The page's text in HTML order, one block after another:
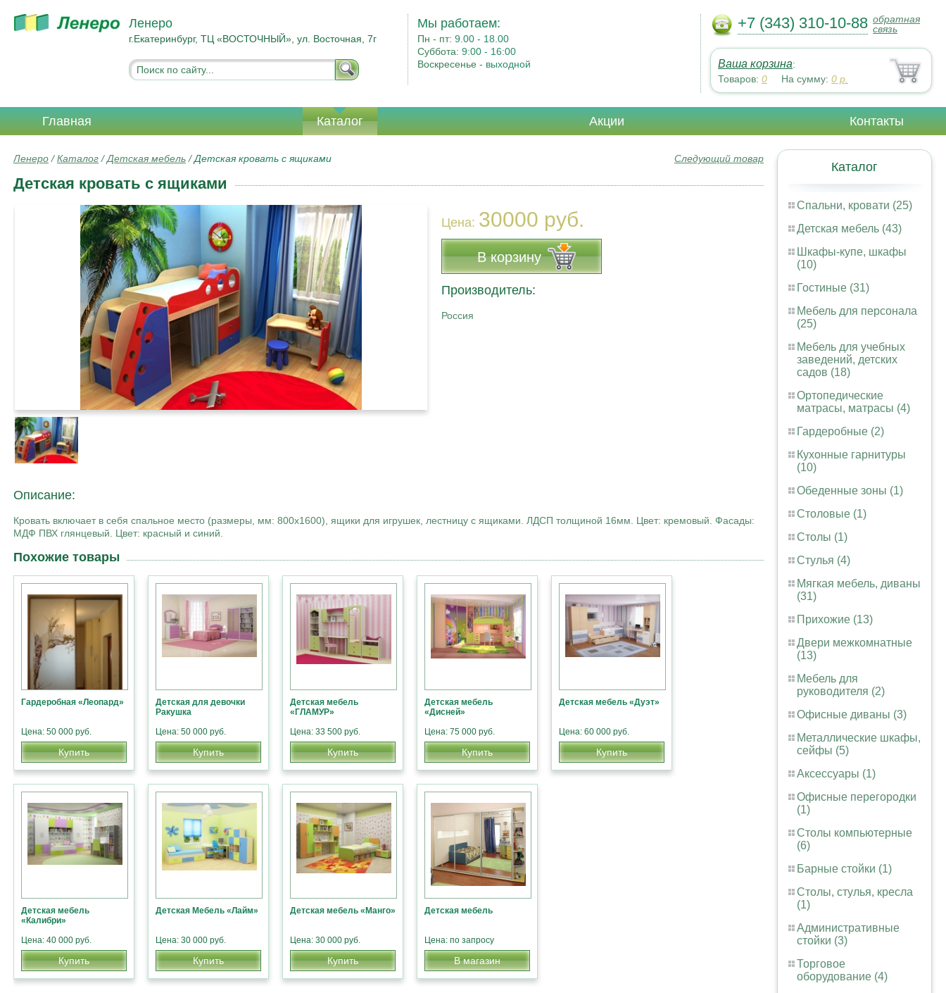
Ленеро
г.Екатеринбург, ТЦ «ВОСТОЧНЫЙ», ул. Восточная, 7г
Мы работаем:
Пн - пт:9.00 - 18.00
Суббота:9:00 - 16:00
Воскресенье - выходной
+7 (343) 310-10-88 обратная
связь
Ваша корзина:
Товаров: 0 На сумму: 0 р.
Главная Каталог Акции Контакты
Каталог
Спальни, кровати (25)
Детская мебель (43)
Шкафы-купе, шкафы
(10)
Гостиные (31)
Мебель для персонала
(25)
Мебель для учебных
заведений, детских
садов (18)
Ортопедические
матрасы, матрасы (4)
Гардеробные (2)
Кухонные гарнитуры
(10)
Обеденные зоны (1)
Столовые (1)
Столы (1)
Стулья (4)
Мягкая мебель, диваны
(31)
Прихожие (13)
Двери межкомнатные
(13)
Мебель для
руководителя (2)
Офисные диваны (3)
Металлические шкафы,
сейфы (5)
Аксессуары (1)
Офисные перегородки
(1)
Столы компьютерные
(6)
Барные стойки (1)
Столы, стулья, кресла
(1)
Административные
стойки (3)
Торговое
оборудование (4)
Следующий товар
Ленеро /Каталог /Детская мебель /Детская кровать с ящиками
Детская кровать с ящиками
Цена: 30000 руб.
В корзину
Производитель:
Россия
Описание:
Кровать включает в себя спальное место (размеры, мм: 800х1600), ящики для игрушек, лестницу с ящиками. ЛДСП толщиной 16мм. Цвет: кремовый. Фасады:
МДФ ПВХ глянцевый. Цвет: красный и синий.
Похожие товары
Гардеробная «Леопард»
Цена: 50 000 руб.
Купить
Детская для девочки
Ракушка
Цена: 50 000 руб.
Купить
Детская мебель
«ГЛАМУР»
Цена: 33 500 руб.
Купить
Детская мебель
«Дисней»
Цена: 75 000 руб.
Купить
Детская мебель «Дуэт»
Цена: 60 000 руб.
Купить
Детская мебель
«Калибри»
Цена: 40 000 руб.
Купить
Детская Мебель «Лайм»
Цена: 30 000 руб.
Купить
Детская мебель «Манго»
Цена: 30 000 руб.
Купить
Детская мебель
Цена: по запросу
В магазин